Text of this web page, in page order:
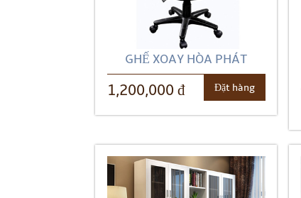
GHẾ XOAY HÒA PHÁT
1,200,000 đ Đặt hàng